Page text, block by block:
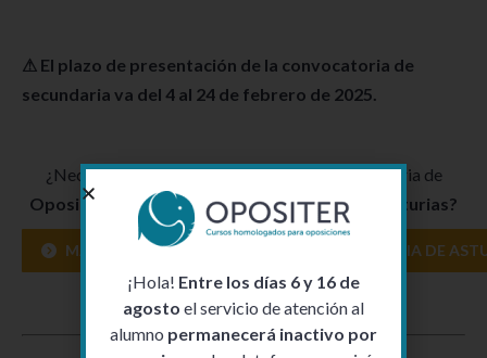
⚠ El plazo de presentación de la convocatoria de
secundaria va del 4 al 24 de febrero de 2025.
¿Necesitas más información sobre la convocatoria de
Oposiciones Educación Secundaria 2025 de Asturias?
MÁS INFORMACIÓN SOBRE LA CONVOCATORIA DE
¡Hola! Entre los días 6 y 16 de
agosto el servicio de atención al
alumno permanecerá inactivo por